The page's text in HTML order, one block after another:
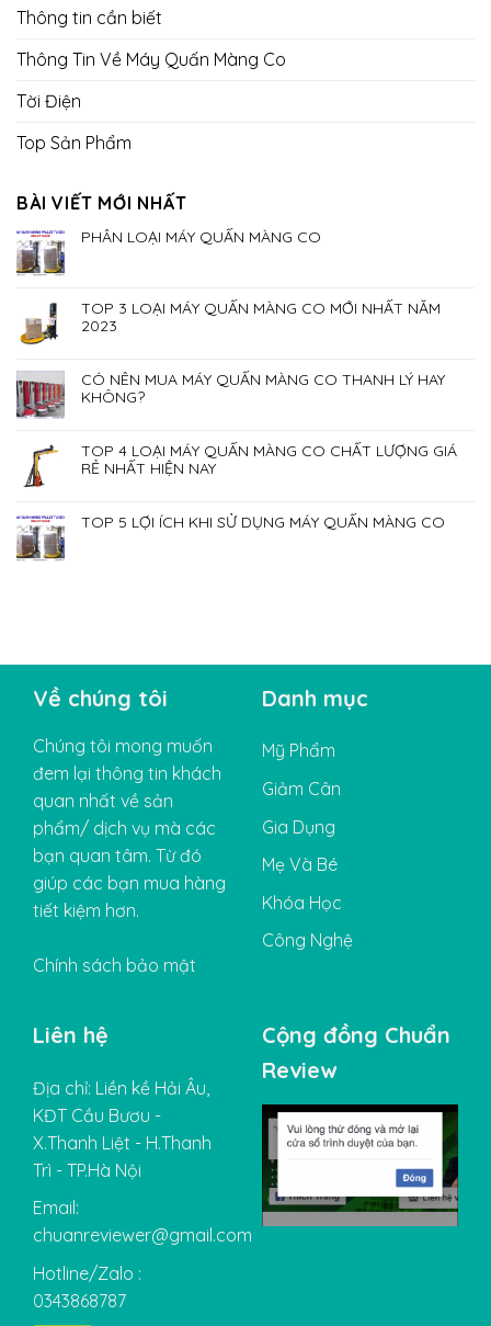
Thông tin cần biết
Thông Tin Về Máy Quấn Màng Co
Tời Điện
Top Sản Phẩm
BÀI VIẾT MỚI NHẤT
PHÂN LOẠI MÁY QUẤN MÀNG CO
TOP 3 LOẠI MÁY QUẤN MÀNG CO MỚI NHẤT NĂM
2023
CÓ NÊN MUA MÁY QUẤN MÀNG CO THANH LÝ HAY
KHÔNG?
TOP 4 LOẠI MÁY QUẤN MÀNG CO CHẤT LƯỢNG GIÁ
RẺ NHẤT HIỆN NAY
TOP 5 LỢI ÍCH KHI SỬ DỤNG MÁY QUẤN MÀNG CO
Về chúng tôi
Chúng tôi mong muốn
đem lại thông tin khách
quan nhất về sản
phẩm/ dịch vụ mà các
bạn quan tâm. Từ đó
giúp các bạn mua hàng
tiết kiệm hơn.
Chính sách bảo mật
Danh mục
Mỹ Phẩm
Giảm Cân
Gia Dụng
Mẹ Và Bé
Khóa Học
Công Nghệ
Liên hệ
Địa chỉ: Liền kề Hải Âu,
KĐT Cầu Bươu -
X.Thanh Liệt - H.Thanh
Trì - TP.Hà Nội
Email:
chuanreviewer@gmail.com
Hotline/Zalo :
0343868787
Cộng đồng Chuẩn
Review